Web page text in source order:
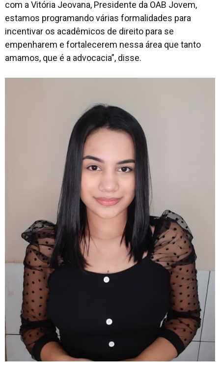
com a Vitória Jeovana, Presidente da OAB Jovem,
estamos programando várias formalidades para
incentivar os acadêmicos de direito para se
empenharem e fortalecerem nessa área que tanto
amamos, que é a advocacia”, disse.